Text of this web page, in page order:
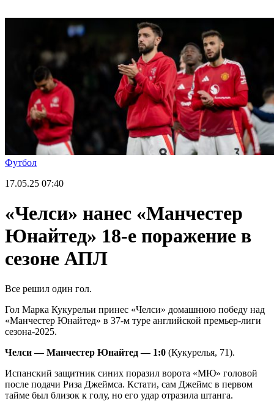
Футбол
17.05.25 07:40
«Челси» нанес «Манчестер
Юнайтед» 18-е поражение в
сезоне АПЛ
Все решил один гол.
Гол Марка Кукурельи принес «Челси» домашнюю победу над
«Манчестер Юнайтед» в 37-м туре английской премьер-лиги
сезона-2025.
Челси — Манчестер Юнайтед — 1:0 (Кукурелья, 71).
Испанский защитник синих поразил ворота «МЮ» головой
после подачи Риза Джеймса. Кстати, сам Джеймс в первом
тайме был близок к голу, но его удар отразила штанга.